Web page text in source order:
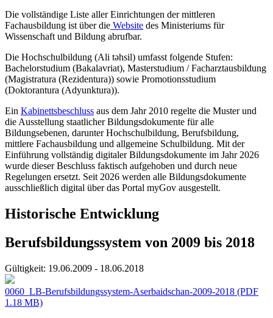
Die vollständige Liste aller Einrichtungen der mittleren
Fachausbildung ist über die Website des Ministeriums für
Wissenschaft und Bildung abrufbar.
Die Hochschulbildung (Ali təhsil) umfasst folgende Stufen:
Bachelorstudium (Bakalavriat), Masterstudium / Facharztausbildung
(Magistratura (Rezidentura)) sowie Promotionsstudium
(Doktorantura (Adyunktura)).
Ein Kabinettsbeschluss aus dem Jahr 2010 regelte die Muster und
die Ausstellung staatlicher Bildungsdokumente für alle
Bildungsebenen, darunter Hochschulbildung, Berufsbildung,
mittlere Fachausbildung und allgemeine Schulbildung. Mit der
Einführung vollständig digitaler Bildungsdokumente im Jahr 2026
wurde dieser Beschluss faktisch aufgehoben und durch neue
Regelungen ersetzt. Seit 2026 werden alle Bildungsdokumente
ausschließlich digital über das Portal myGov ausgestellt.
Historische Entwicklung
Berufsbildungssystem von 2009 bis 2018
Gültigkeit: 19.06.2009 - 18.06.2018
0060_LB-Berufsbildungssystem-Aserbaidschan-2009-2018 (PDF
1.18 MB)